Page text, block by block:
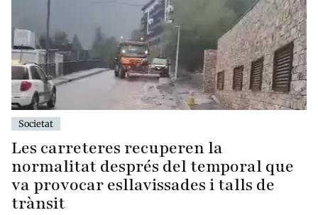
Societat
Les carreteres recuperen la
normalitat després del temporal que
va provocar esllavissades i talls de
trànsit